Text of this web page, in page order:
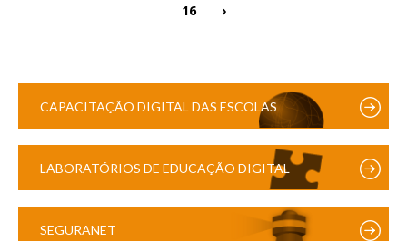
16
›
CAPACITAÇÃO DIGITAL DAS ESCOLAS
LABORATÓRIOS DE EDUCAÇÃO DIGITAL
SEGURANET